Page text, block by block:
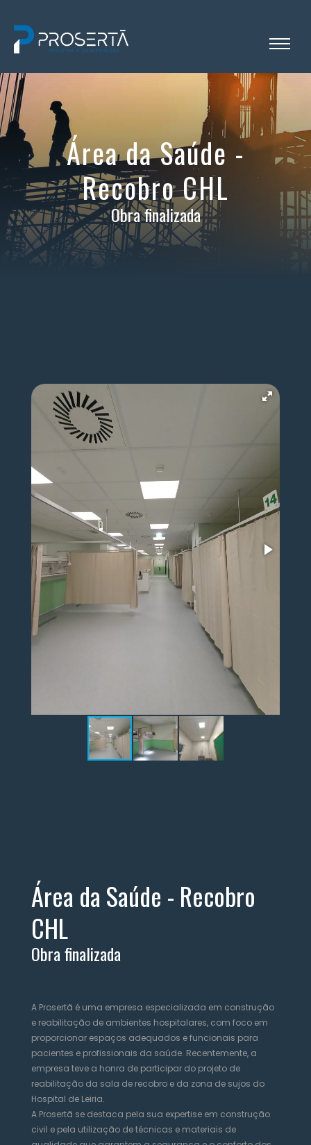
Área da Saúde -
Recobro CHL
Obra finalizada
Área da Saúde - Recobro
CHL
Obra finalizada
A Prosertã é uma empresa especializada em construção
e reabilitação de ambientes hospitalares, com foco em
proporcionar espaços adequados e funcionais para
pacientes e profissionais da saúde. Recentemente, a
empresa teve a honra de participar do projeto de
reabilitação da sala de recobro e da zona de sujos do
Hospital de Leiria.
A Prosertã se destaca pela sua expertise em construção
civil e pela utilização de técnicas e materiais de